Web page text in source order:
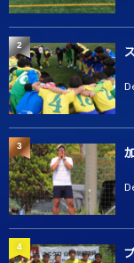
2
3
4